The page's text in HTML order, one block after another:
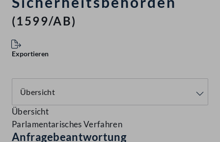
(1599/AB)
Exportieren
Übersicht
Parlamentarisches Verfahren
Anfragebeantwortung